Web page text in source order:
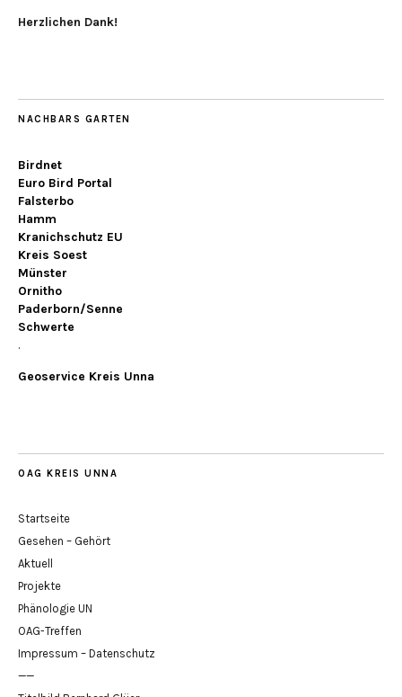
Herzlichen Dank!
NACHBARS GARTEN
Birdnet
Euro Bird Portal
Falsterbo
Hamm
Kranichschutz EU
Kreis Soest
Münster
Ornitho
Paderborn/Senne
Schwerte
.
Geoservice Kreis Unna
OAG KREIS UNNA
Startseite
Gesehen – Gehört
Aktuell
Projekte
Phänologie UN
OAG-Treffen
Impressum – Datenschutz
——